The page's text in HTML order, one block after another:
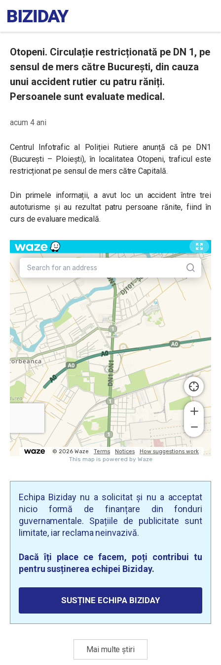
Otopeni. Circulație restricționată pe DN 1, pe
sensul de mers către București, din cauza
unui accident rutier cu patru răniți.
Persoanele sunt evaluate medical.
acum 4 ani
Centrul Infotrafic al Poliției Rutiere anunță că pe DN1
(București – Ploiești), în localitatea Otopeni, traficul este
restricționat pe sensul de mers către Capitală.
Din primele informații, a avut loc un accident între trei
autoturisme și au rezultat patru persoane rănite, fiind în
curs de evaluare medicală.
Echipa Biziday nu a solicitat și nu a acceptat
nicio formă de finanțare din fonduri
guvernamentale. Spațiile de publicitate sunt
limitate, iar reclama neinvazivă.
Dacă îți place ce facem, poți contribui tu
pentru susținerea echipei Biziday.
SUSȚINE ECHIPA BIZIDAY
Mai multe știri